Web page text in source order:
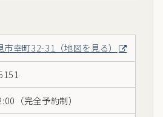
市幸町32-31（地図を見る）
（完全予約制）